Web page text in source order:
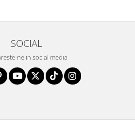
SOCIAL
ne in social media